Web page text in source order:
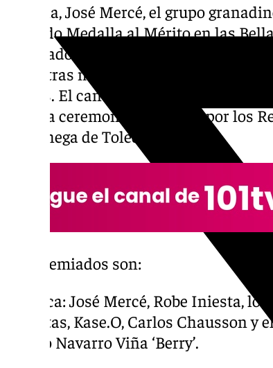
Camela, José Mercé, el grupo
recibido Medalla al Mérito en las
mostrado radiante de recibir la
Artes tras más de treinta años
el país. El cantaor jerezano José
en esta ceremonia presidida por los
manchega de Toledo.
Los premiados son:
-Música: José Mercé, Robe Iniesta,
Planetas, Kase.O, Carlos Chausson y
Emilio Navarro Viña ‘Berry’.